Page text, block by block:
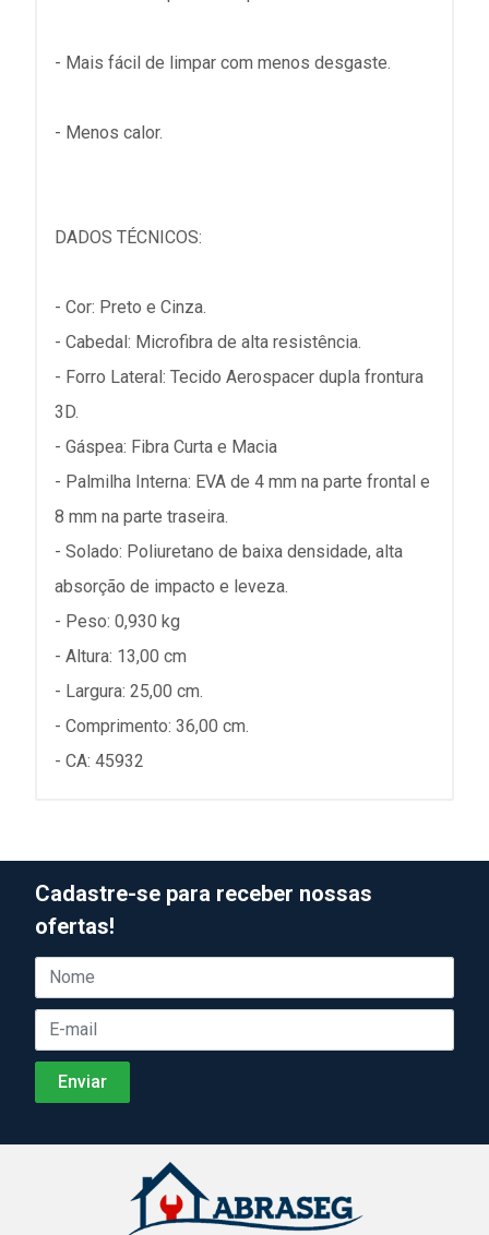
- Mais fácil de limpar com menos desgaste.
- Menos calor.
DADOS TÉCNICOS:
- Cor: Preto e Cinza.
- Cabedal: Microfibra de alta resistência.
- Forro Lateral: Tecido Aerospacer dupla frontura
3D.
- Gáspea: Fibra Curta e Macia
- Palmilha Interna: EVA de 4 mm na parte frontal e
8 mm na parte traseira.
- Solado: Poliuretano de baixa densidade, alta
absorção de impacto e leveza.
- Peso: 0,930 kg
- Altura: 13,00 cm
- Largura: 25,00 cm.
- Comprimento: 36,00 cm.
- CA: 45932
Cadastre-se para receber nossas
ofertas!